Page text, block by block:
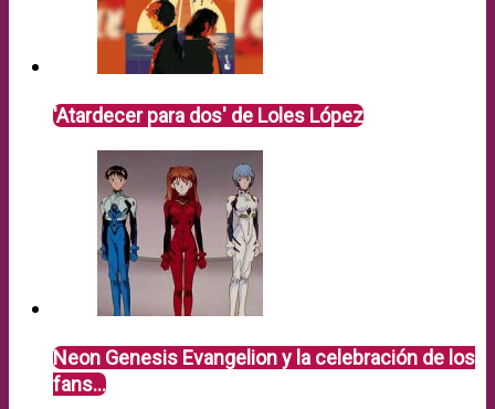
'Atardecer para dos' de Loles López
Neon Genesis Evangelion y la celebración de los
fans…